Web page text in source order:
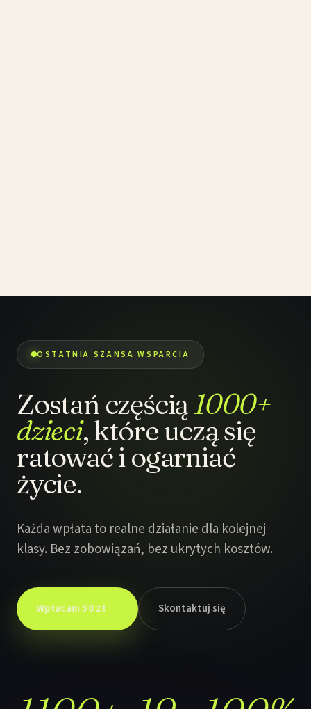
OSTATNIA SZANSA WSPARCIA
Zostań częścią1000+
dzieci, które uczą się
ratować i ogarniać
życie.
Każda wpłata to realne działanie dla kolejnej
klasy. Bez zobowiązań, bez ukrytych kosztów.
Wpłacam 50 zł → Skontaktuj się